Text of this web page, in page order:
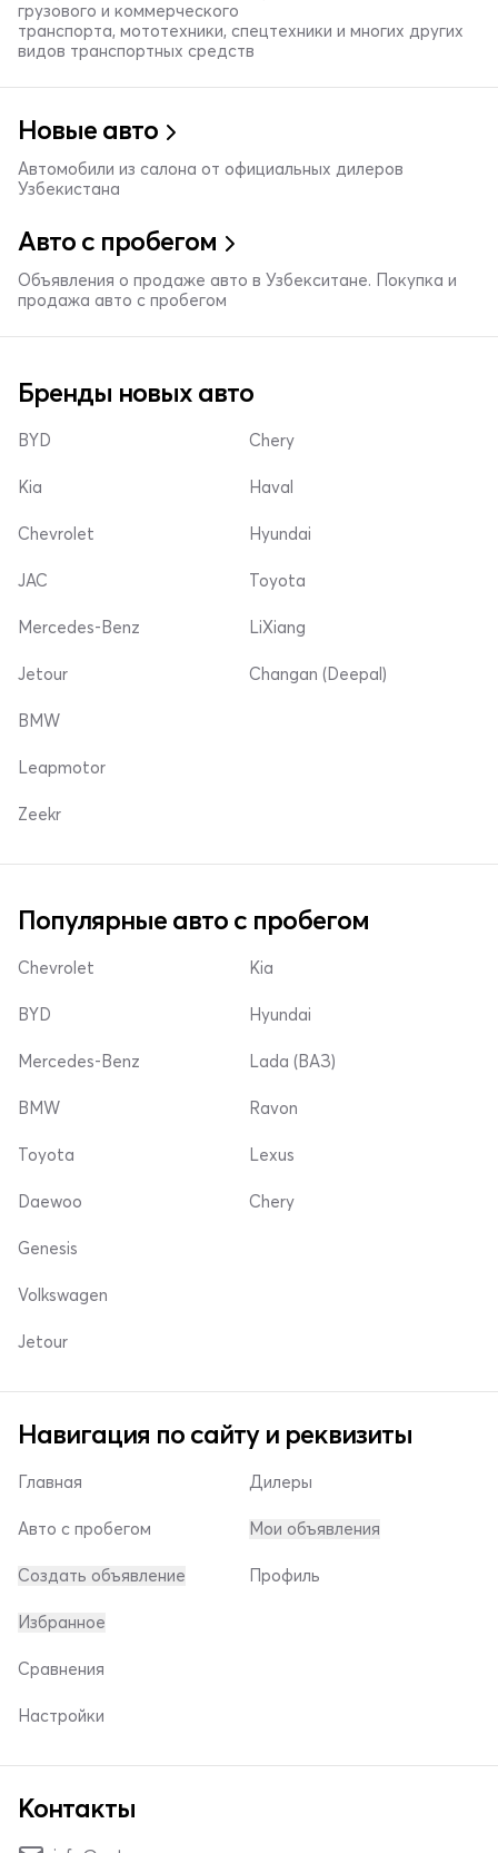
грузового и коммерческого
транспорта, мототехники, спецтехники и многих других
видов транспортных средств
Новые авто
Автомобили из салона от официальных дилеров
Узбекистана
Авто с пробегом
Объявления о продаже авто в Узбекситане. Покупка и
продажа авто с пробегом
Бренды новых авто
BYD
Kia
Chevrolet
Chery
Haval
Hyundai
JAC
Mercedes-Benz
Jetour
Toyota
LiXiang
Changan (Deepal)
BMW
Leapmotor
Zeekr
Популярные авто с пробегом
Chevrolet
BYD
Mercedes-Benz
Kia
Hyundai
Lada (ВАЗ)
BMW
Toyota
Daewoo
Ravon
Lexus
Chery
Genesis
Volkswagen
Jetour
Навигация по сайту и реквизиты
Главная
Авто с пробегом
Создать объявление
Дилеры
Мои объявления
Профиль
Избранное
Сравнения
Настройки
Контакты